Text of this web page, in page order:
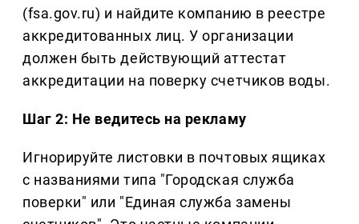
(fsa.gov.ru) и найдите компанию в реестре
аккредитованных лиц. У организации
должен быть действующий аттестат
аккредитации на поверку счетчиков воды.
Шаг 2: Не ведитесь на рекламу
Игнорируйте листовки в почтовых ящиках
с названиями типа "Городская служба
поверки" или "Единая служба замены